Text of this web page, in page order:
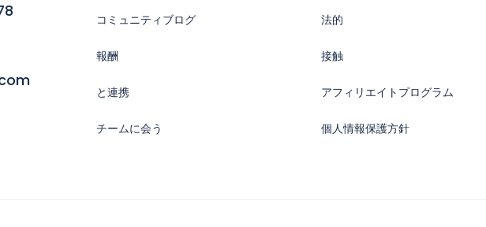
コミュニティブログ
報酬
と連携
チームに会う
法的
接触
アフィリエイトプログラム
個人情報保護方針